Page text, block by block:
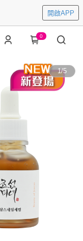
開啟APP
0
1/5